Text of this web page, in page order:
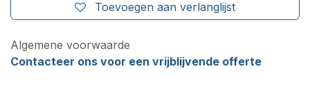
Toevoegen aan verlanglijst
Algemene voorwaarde
Contacteer ons voor een vrijblijvende offerte